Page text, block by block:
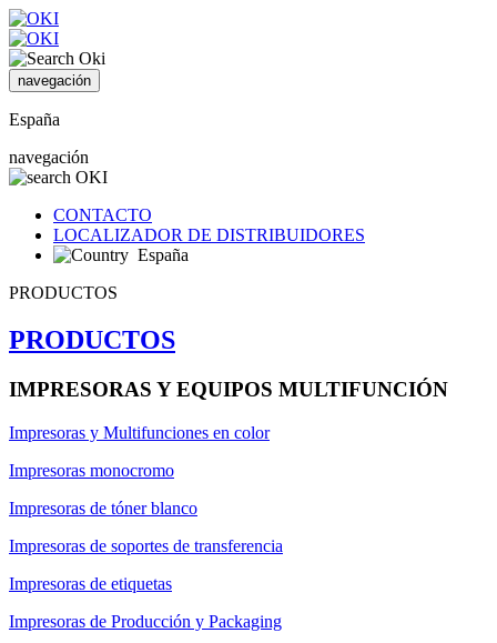
navegación
España
navegación
CONTACTO
LOCALIZADOR DE DISTRIBUIDORES
España
PRODUCTOS
PRODUCTOS
IMPRESORAS Y EQUIPOS MULTIFUNCIÓN
Impresoras y Multifunciones en color
Impresoras monocromo
Impresoras de tóner blanco
Impresoras de soportes de transferencia
Impresoras de etiquetas
Impresoras de Producción y Packaging